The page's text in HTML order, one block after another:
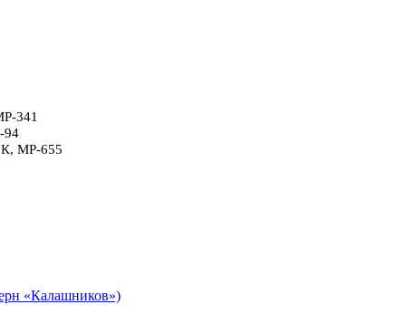
341
94
МР-655
«Калашников»)